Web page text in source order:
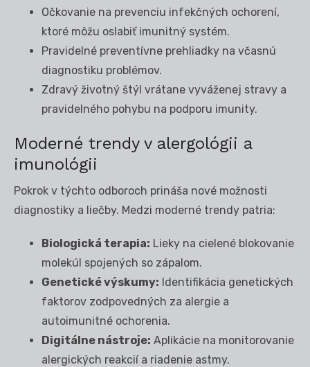
Očkovanie na prevenciu infekčných ochorení,
ktoré môžu oslabiť imunitný systém.
Pravidelné preventívne prehliadky na včasnú
diagnostiku problémov.
Zdravý životný štýl vrátane vyváženej stravy a
pravidelného pohybu na podporu imunity.
Moderné trendy v alergológii a
imunológii
Pokrok v týchto odboroch prináša nové možnosti
diagnostiky a liečby. Medzi moderné trendy patria:
Biologická terapia: Lieky na cielené blokovanie
molekúl spojených so zápalom.
Genetické výskumy: Identifikácia genetických
faktorov zodpovedných za alergie a
autoimunitné ochorenia.
Digitálne nástroje: Aplikácie na monitorovanie
alergických reakcií a riadenie astmy.